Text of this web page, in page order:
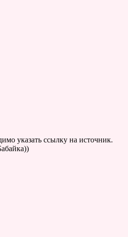
указать ссылку на источник.